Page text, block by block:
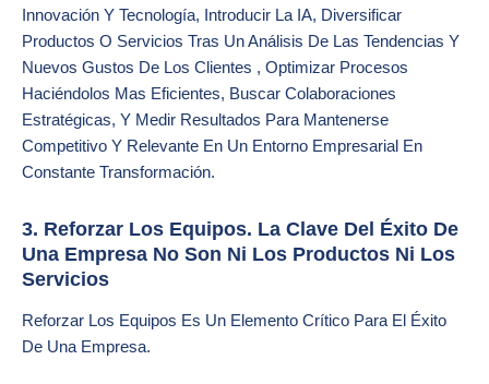
Innovación Y Tecnología, Introducir La IA, Diversificar
Productos O Servicios Tras Un Análisis De Las Tendencias Y
Nuevos Gustos De Los Clientes , Optimizar Procesos
Haciéndolos Mas Eficientes, Buscar Colaboraciones
Estratégicas, Y Medir Resultados Para Mantenerse
Competitivo Y Relevante En Un Entorno Empresarial En
Constante Transformación.
3. Reforzar Los Equipos. La Clave Del Éxito De
Una Empresa No Son Ni Los Productos Ni Los
Servicios
Reforzar Los Equipos Es Un Elemento Crítico Para El Éxito
De Una Empresa.